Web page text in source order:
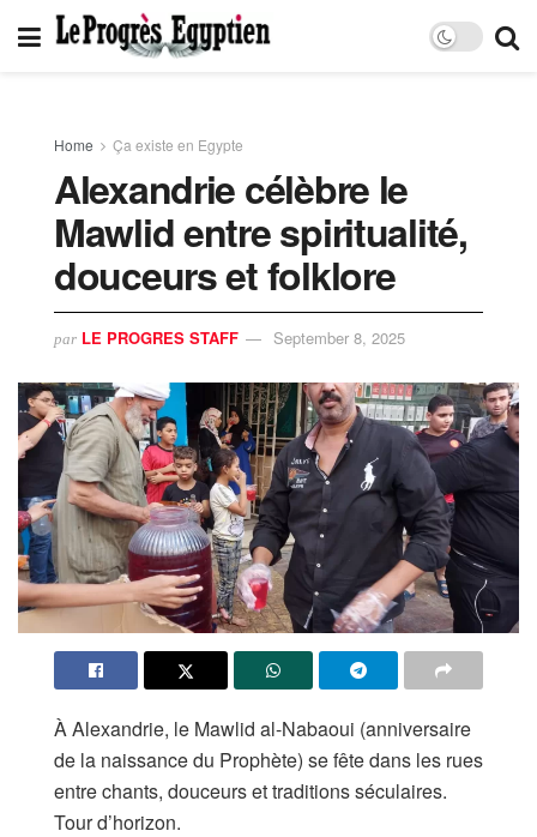
Home Ça existe en Egypte
Alexandrie célèbre le
Mawlid entre spiritualité,
douceurs et folklore
par LE PROGRES STAFF September 8, 2025
À Alexandrie, le Mawlid al-Nabaoui (anniversaire
de la naissance du Prophète) se fête dans les rues
entre chants, douceurs et traditions séculaires.
Tour d’horizon.